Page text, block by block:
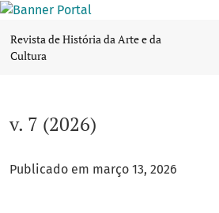
Revista de História da Arte e da
Cultura
v. 7 (2026)
Publicado em março 13, 2026